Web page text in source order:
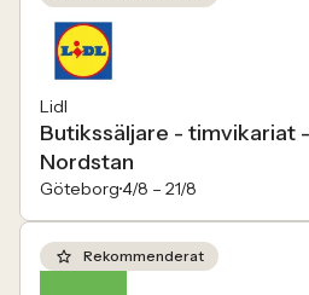
Lidl
Butikssäljare - timvikariat
Nordstan
Göteborg4/8 – 21/8
Rekommenderat